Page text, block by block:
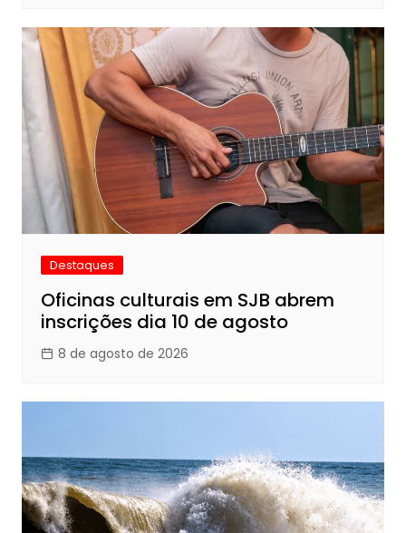
Destaques
Oficinas culturais em SJB abrem
inscrições dia 10 de agosto
8 de agosto de 2026